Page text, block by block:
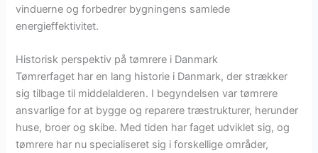
vinduerne og forbedrer bygningens samlede
energieffektivitet.
Historisk perspektiv på tømrere i Danmark
Tømrerfaget har en lang historie i Danmark, der strækker
sig tilbage til middelalderen. I begyndelsen var tømrere
ansvarlige for at bygge og reparere træstrukturer, herunder
huse, broer og skibe. Med tiden har faget udviklet sig, og
tømrere har nu specialiseret sig i forskellige områder,